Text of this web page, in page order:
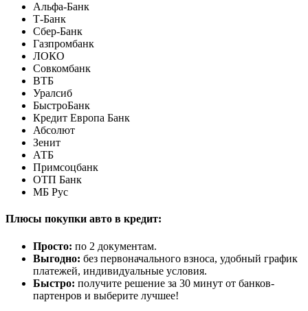
Альфа-Банк
Т-Банк
Сбер-Банк
Газпромбанк
ЛОКО
Совкомбанк
ВТБ
Уралсиб
БыстроБанк
Кредит Европа Банк
Абсолют
Зенит
АТБ
Примсоцбанк
ОТП Банк
МБ Рус
Плюсы покупки авто в кредит:
Просто: по 2 документам.
Выгодно: без первоначального взноса, удобный график
платежей, индивидуальные условия.
Быстро: получите решение за 30 минут от банков-
партенров и выберите лучшее!